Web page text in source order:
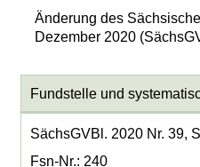
Änderung des
Dezember 2020
Fundstelle und
SächsGVBl. 2020 Nr. 39,
Fsn-Nr.: 240